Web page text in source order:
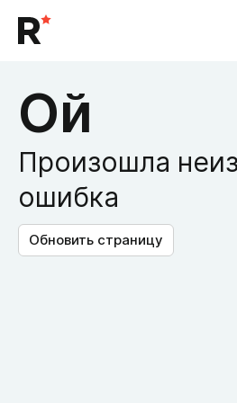
Ой
Произошла
ошибка
Обновить страницу